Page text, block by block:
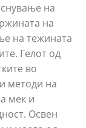
на
на
на тежината
Гелот од
во
методи на
мек и
Освен